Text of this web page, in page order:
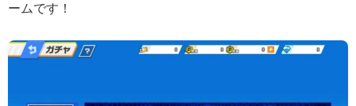
ームです！